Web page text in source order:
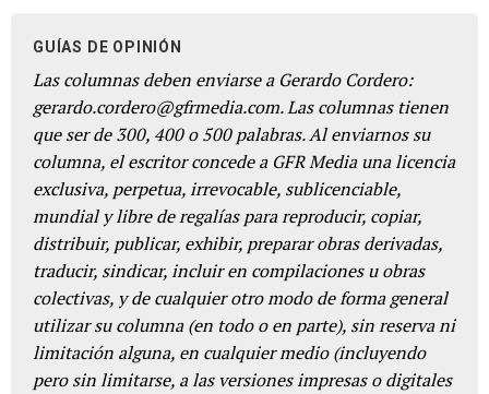
GUÍAS DE OPINIÓN
Las columnas deben enviarse a Gerardo Cordero:
gerardo.cordero@gfrmedia.com. Las columnas tienen
que ser de 300, 400 o 500 palabras. Al enviarnos su
columna, el escritor concede a GFR Media una licencia
exclusiva, perpetua, irrevocable, sublicenciable,
mundial y libre de regalías para reproducir, copiar,
distribuir, publicar, exhibir, preparar obras derivadas,
traducir, sindicar, incluir en compilaciones u obras
colectivas, y de cualquier otro modo de forma general
utilizar su columna (en todo o en parte), sin reserva ni
limitación alguna, en cualquier medio (incluyendo
pero sin limitarse, a las versiones impresas o digitales